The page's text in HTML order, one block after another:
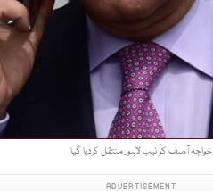
خواجہ آصف کو نیب لاہور منتقل کردیا گیا